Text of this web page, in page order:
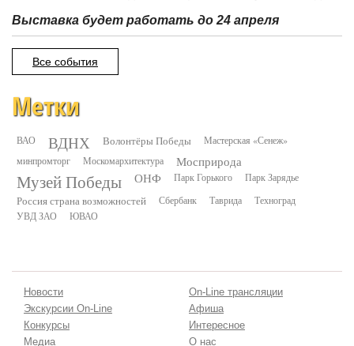
Выставка будет работать до 24 апреля
Все события
Метки
ВАО ВДНХ Волонтёры Победы
Мастерская «Сенеж»
минпромторг
Москомархитектура Мосприрода
Музей Победы ОНФ Парк Горького Парк Зарядье
Россия страна возможностей Сбербанк Таврида
Техноград
УВД ЗАО
ЮВАО
Новости
On-Line трансляции
Экскурсии On-Line
Афиша
Конкурсы
Интересное
Медиа
О нас